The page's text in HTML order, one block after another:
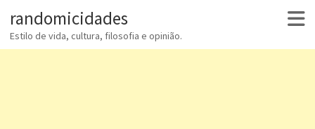
randomicidades
Estilo de vida, cultura, filosofia e opinião.